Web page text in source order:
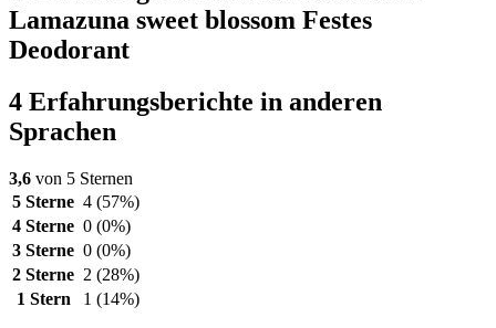
Lamazuna sweet blossom Festes
Deodorant
4 Erfahrungsberichte in anderen
Sprachen
3,6 von 5 Sternen
5 Sterne 4 (57%)
4 Sterne 0 (0%)
3 Sterne 0 (0%)
2 Sterne 2 (28%)
1 Stern
1 (14%)